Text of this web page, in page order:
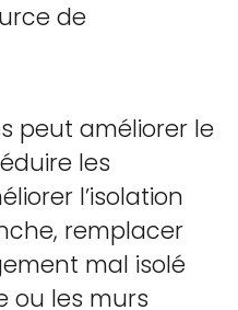
de
peut améliorer le
les
l’isolation
remplacer
mal isolé
ou les murs